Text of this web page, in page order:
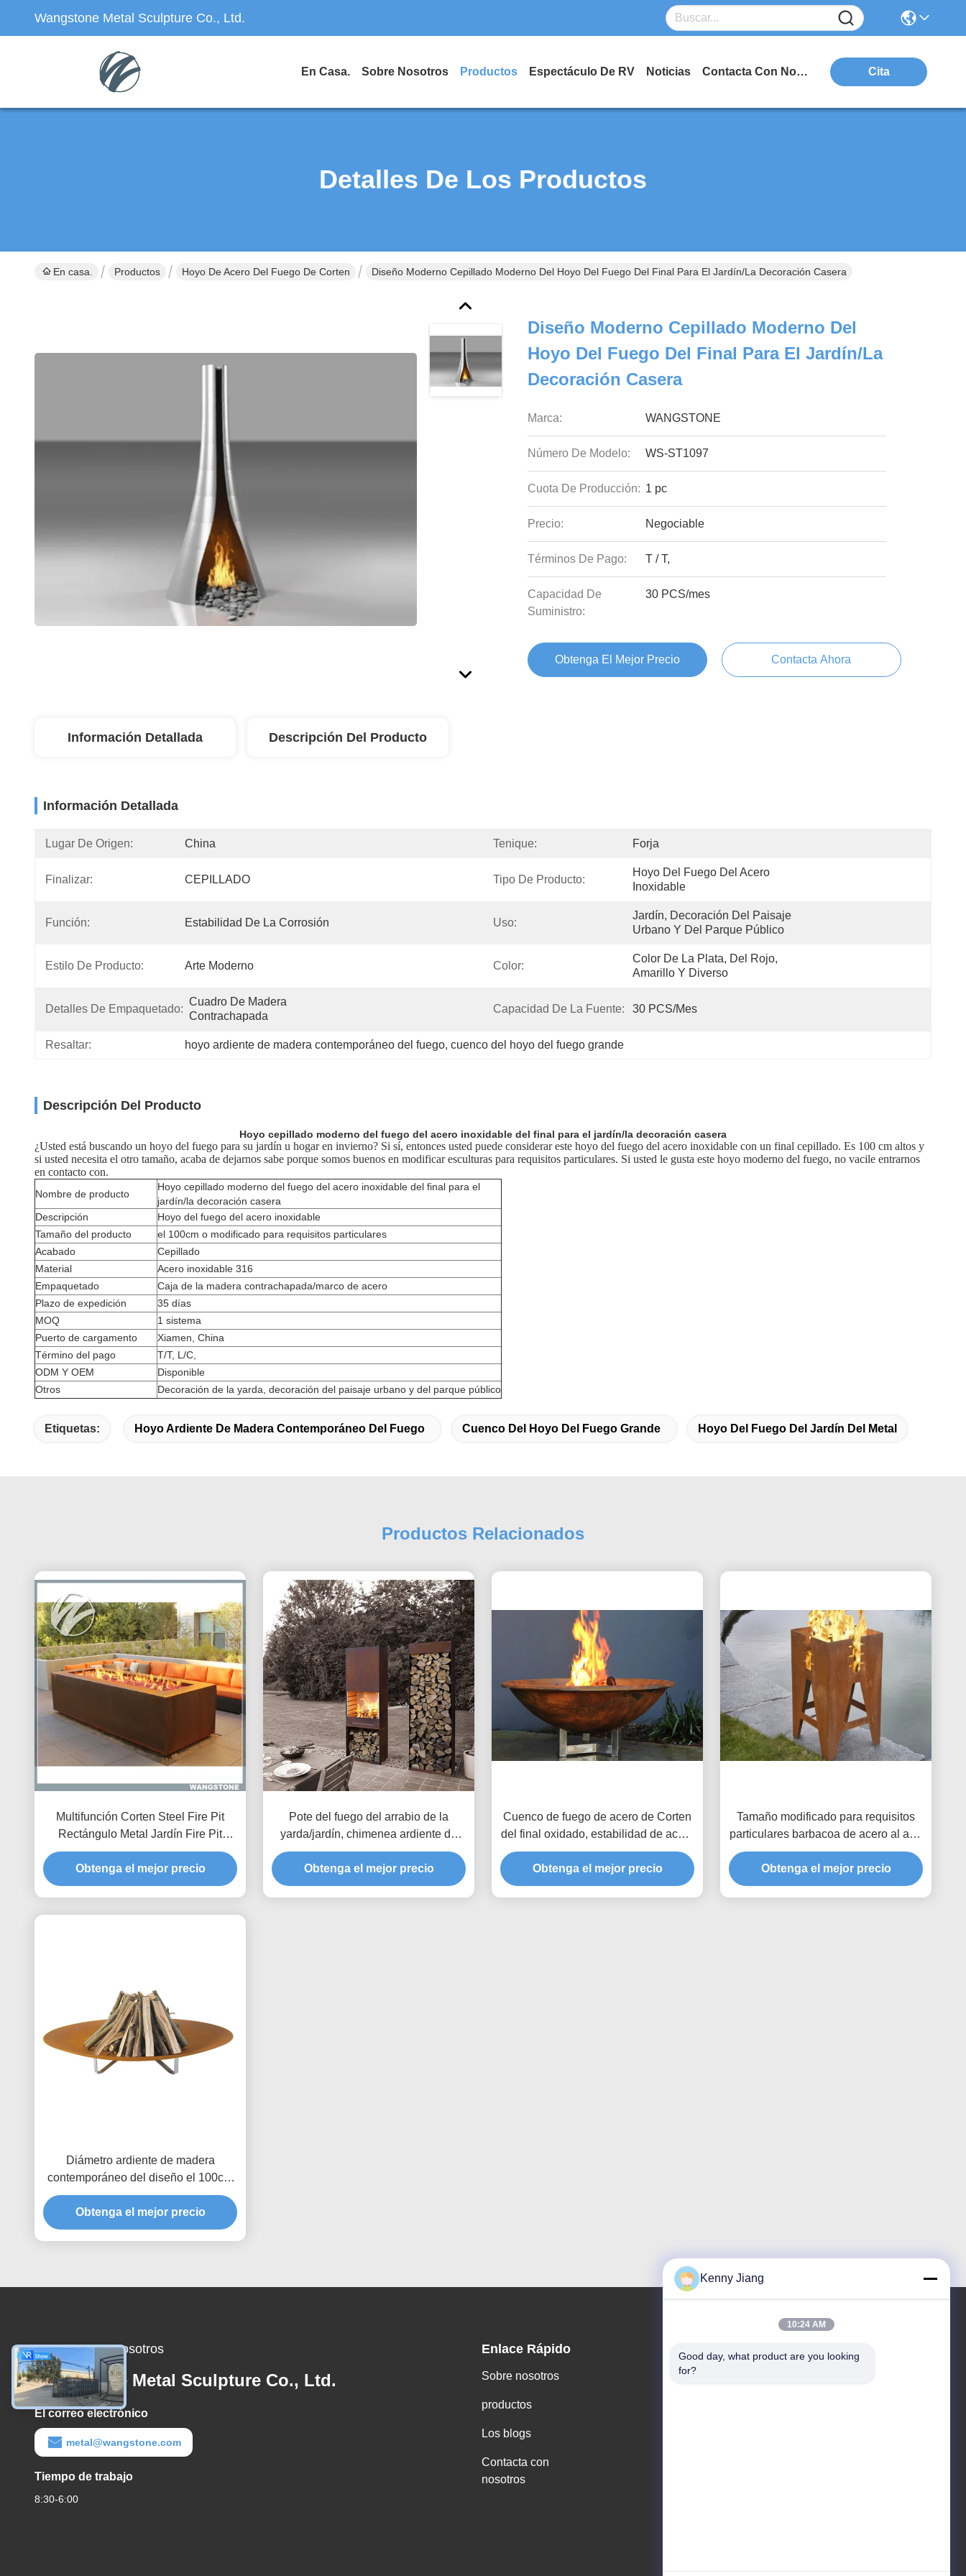
Wangstone Metal Sculpture Co., Ltd.
En Casa. Sobre Nosotros Productos Espectáculo De RV Noticias Contacta Con Nosotros Cita
Detalles De Los Productos
En casa. Productos Hoyo De Acero Del Fuego De Corten Diseño Moderno Cepillado Moderno Del Hoyo Del Fuego Del Final Para El Jardín/la Decoración Casera
Diseño Moderno Cepillado Moderno Del
Hoyo Del Fuego Del Final Para El Jardín/la
Decoración Casera
Marca: WANGSTONE
Número De Modelo: WS-ST1097
Cuota De Producción: 1 pc
Precio: Negociable
Términos De Pago: T / T,
Capacidad De
Suministro:
30 PCS/mes
Obtenga El Mejor Precio Contacta Ahora
Información Detallada Descripción Del Producto
Información Detallada
Lugar De Origen: China Tenique: Forja
Finalizar: CEPILLADO Tipo De Producto:
Hoyo Del Fuego Del Acero
Inoxidable
Función: Estabilidad De La Corrosión Uso:
Jardín, Decoración Del Paisaje
Urbano Y Del Parque Público
Estilo De Producto: Arte Moderno Color:
Color De La Plata, Del Rojo,
Amarillo Y Diverso
Detalles De Empaquetado:
Cuadro De Madera
Contrachapada
Capacidad De La Fuente: 30 PCS/mes
Resaltar: hoyo ardiente de madera contemporáneo del fuego, cuenco del hoyo del fuego grande
Descripción Del Producto
Hoyo cepillado moderno del fuego del acero inoxidable del final para el jardín/la decoración casera
¿Usted está buscando un hoyo del fuego para su jardín u hogar en invierno? Si sí, entonces usted puede considerar este hoyo del fuego del acero inoxidable con un final cepillado. Es 100 cm altos y
si usted necesita el otro tamaño, acaba de dejarnos sabe porque somos buenos en modificar esculturas para requisitos particulares. Si usted le gusta este hoyo moderno del fuego, no vacile entrarnos
en contacto con.
Nombre de producto
Hoyo cepillado moderno del fuego del acero inoxidable del final para el
jardín/la decoración casera
Descripción
Hoyo del fuego del acero inoxidable
Tamaño del producto
el 100cm o modificado para requisitos particulares
Acabado
Cepillado
Material
Acero inoxidable 316
Empaquetado
Caja de la madera contrachapada/marco de acero
Plazo de expedición
35 días
MOQ
1 sistema
Puerto de cargamento
Xiamen, China
Término del pago
T/T, L/C,
ODM Y OEM
Disponible
Otros
Decoración de la yarda, decoración del paisaje urbano y del parque público
Etiquetas: Hoyo Ardiente De Madera Contemporáneo Del Fuego Cuenco Del Hoyo Del Fuego Grande Hoyo Del Fuego Del Jardín Del Metal
Productos Relacionados
Multifunción Corten Steel Fire Pit
Rectángulo Metal Jardín Fire Pit
Metal Escultura
Obtenga el mejor precio
Pote del fuego del arrabio de la
yarda/jardín, chimenea ardiente de
madera del hoyo de acero del fuego
de Corten
Obtenga el mejor precio
Cuenco de fuego de acero de Corten
del final oxidado, estabilidad de acero
redonda de la corrosión del hoyo del
fuego
Obtenga el mejor precio
Tamaño modificado para requisitos
particulares barbacoa de acero al aire
libre durable del hoyo del fuego de
Corten disponible
Obtenga el mejor precio
Diámetro ardiente de madera
contemporáneo del diseño el 100cm
del jardín del hoyo del fuego del arte
de la soldadura
Obtenga el mejor precio
Contacta con nosotros
Wangstone Metal Sculpture Co., Ltd.
El correo electrónico
metal@wangstone.com
Tiempo de trabajo
8:30-6:00
Enlace Rápido
Sobre nosotros
productos
Los blogs
Contacta con
nosotros
Nuestra dirección
Dirección de la empresa
Kenny Jiang
10:24 AM
Good day, what product are you looking
for?